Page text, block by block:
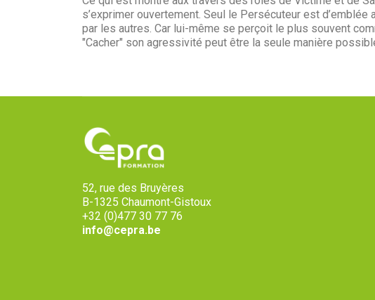
s’exprimer ouvertement. Seul le Persécuteur est
par les autres. Car lui-même se perçoit le plus souvent
"Cacher" son agressivité peut être la seule manière
52, rue des Bruyères
B-1325 Chaumont-Gistoux
+32 (0)477 30 77 76
info@cepra.be